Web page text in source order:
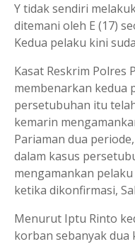
Y tidak sendiri
ditemani oleh E (17)
Kedua pelaku kini
Kasat Reskrim Polres
membenarkan kedua
persetubuhan itu
kemarin
Pariaman dua
dalam kasus
mengamankan
ketika dikonfirmasi,
Menurut Iptu Rinto
korban sebanyak dua